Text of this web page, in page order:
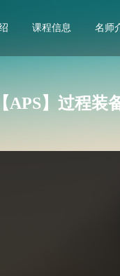
课程信息 名师
【APS】过程装